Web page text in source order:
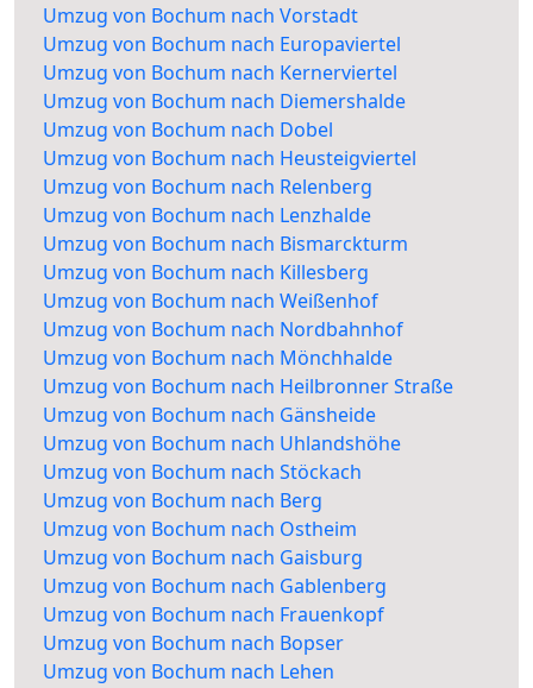
Umzug von Bochum nach Vorstadt
Umzug von Bochum nach Europaviertel
Umzug von Bochum nach Kernerviertel
Umzug von Bochum nach Diemershalde
Umzug von Bochum nach Dobel
Umzug von Bochum nach Heusteigviertel
Umzug von Bochum nach Relenberg
Umzug von Bochum nach Lenzhalde
Umzug von Bochum nach Bismarckturm
Umzug von Bochum nach Killesberg
Umzug von Bochum nach Weißenhof
Umzug von Bochum nach Nordbahnhof
Umzug von Bochum nach Mönchhalde
Umzug von Bochum nach Heilbronner Straße
Umzug von Bochum nach Gänsheide
Umzug von Bochum nach Uhlandshöhe
Umzug von Bochum nach Stöckach
Umzug von Bochum nach Berg
Umzug von Bochum nach Ostheim
Umzug von Bochum nach Gaisburg
Umzug von Bochum nach Gablenberg
Umzug von Bochum nach Frauenkopf
Umzug von Bochum nach Bopser
Umzug von Bochum nach Lehen